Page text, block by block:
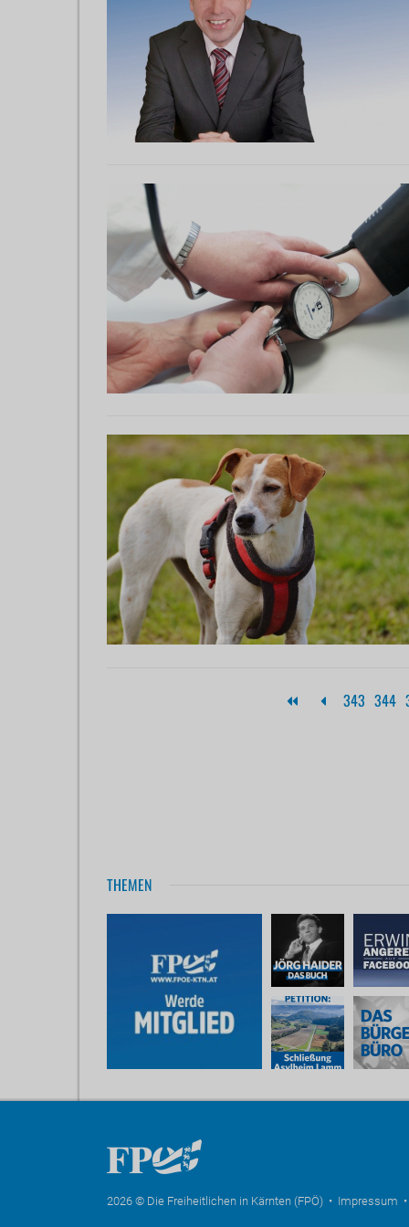
343 344
THEMEN
2026 © Die Freiheitlichen in Kärnten (FPÖ) • Impressum